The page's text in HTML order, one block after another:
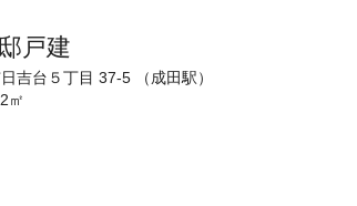
戸建
吉台５丁目 37-5 （成田駅）
㎡